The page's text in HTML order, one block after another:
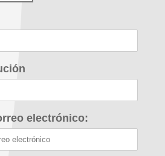
electrónico: